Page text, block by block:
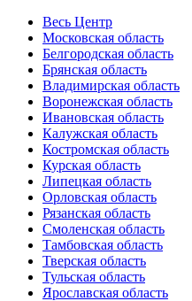
Весь Центр
Московская область
Белгородская область
Брянская область
Владимирская область
Воронежская область
Ивановская область
Калужская область
Костромская область
Курская область
Липецкая область
Орловская область
Рязанская область
Смоленская область
Тамбовская область
Тверская область
Тульская область
Ярославская область